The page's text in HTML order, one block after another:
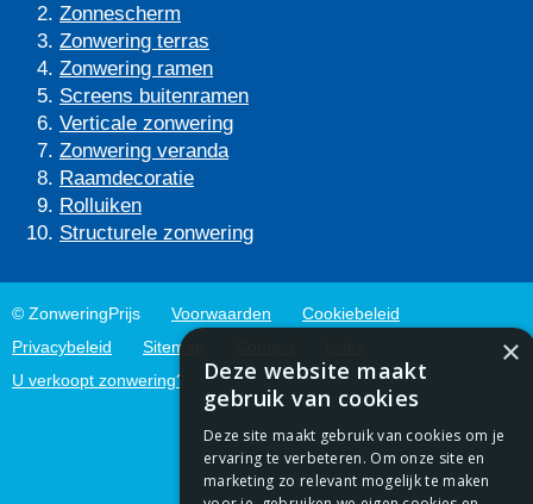
Zonnescherm
Zonwering terras
Zonwering ramen
Screens buitenramen
Verticale zonwering
Zonwering veranda
Raamdecoratie
Rolluiken
Structurele zonwering
© ZonweringPrijs Voorwaarden
Cookiebeleid
Privacybeleid
Sitemap
U verkoopt zonwering?
×
Deze website maakt
gebruik van cookies
Deze site maakt gebruik van cookies om je
ervaring te verbeteren. Om onze site en
marketing zo relevant mogelijk te maken